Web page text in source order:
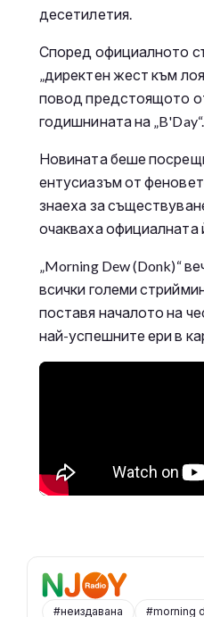
десетилетия.
Според официалното
„директен жест към
повод предстоящото
годишнината на „B'Day“.
Новината беше
ентусиазъм от
знаеха за
очакваха официалната
„Morning Dew (Donk)“
всички големи
поставя началото на
най-успешните ери в
#неиздавана #morning